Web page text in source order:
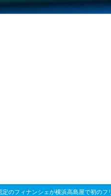
定のフィナンシェが横浜高島屋で初のフ